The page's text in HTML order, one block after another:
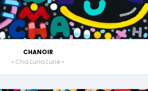
CHANOIR
« Cha Luna Lune »